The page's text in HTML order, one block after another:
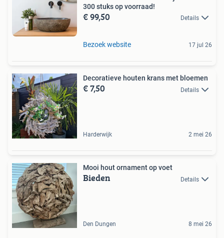
300 stuks op voorraad!
€ 99,50 Details
Bezoek website 17 jul 26
Decoratieve houten krans met bloemen
€ 7,50 Details
Harderwijk 2 mei 26
Mooi hout ornament op voet
Bieden Details
Den Dungen 8 mei 26